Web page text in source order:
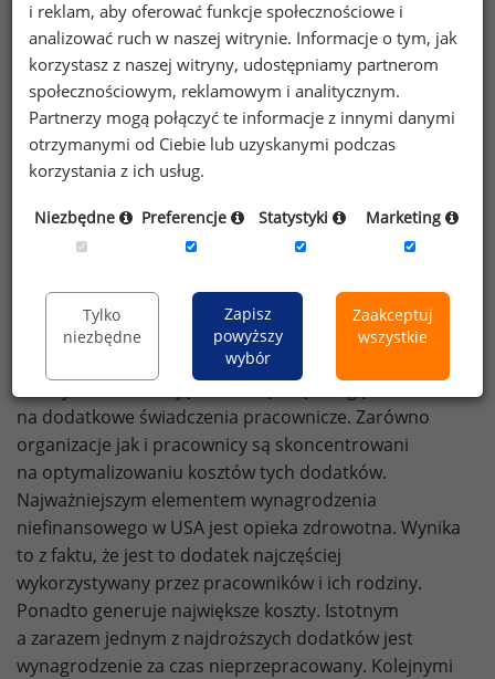
Okazuje się bowiem, że powszechnie stosowany system
płacy zmiennej, w tym przypadku niezbyt się sprawdza.
W niniejszym artykule autor stara się także
odpowiedzieć na pytanie, jakie czynniki wpływają
na motywowanie polskich przedstawicieli medycznych.
W ostatniej części opisuje najnowsze praktyki
wynagradzania handlowców w branży farmaceutycznej,
zwracając uwagę na wady niektórych, często
stosowanych rozwiązań.
czytaj więcej
Dodatki pracownicze w Stanach Zjednoczonych
W nowoczesnym podejściu do wynagradzania,
na dodatkowe świadczenia pracownicze. Zarówno
organizacje jak i pracownicy są skoncentrowani
na optymalizowaniu kosztów tych dodatków.
Najważniejszym elementem wynagrodzenia
niefinansowego w USA jest opieka zdrowotna. Wynika
to z faktu, że jest to dodatek najczęściej
wykorzystywany przez pracowników i ich rodziny.
Ponadto generuje największe koszty. Istotnym
a zarazem jednym z najdroższych dodatków jest
wynagrodzenie za czas nieprzepracowany. Kolejnymi
i reklam, aby oferować funkcje społecznościowe i
analizować ruch w naszej witrynie. Informacje o tym, jak
korzystasz z naszej witryny, udostępniamy partnerom
społecznościowym, reklamowym i analitycznym.
Partnerzy mogą połączyć te informacje z innymi danymi
otrzymanymi od Ciebie lub uzyskanymi podczas
korzystania z ich usług.
Niezbędne Preferencje Statystyki Marketing
Tylko
niezbędne
Zapisz
powyższy
wybór
Zaakceptuj
wszystkie